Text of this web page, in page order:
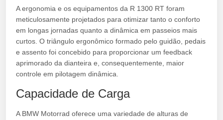
A ergonomia e os equipamentos da R 1300 RT foram
meticulosamente projetados para otimizar tanto o conforto
em longas jornadas quanto a dinâmica em passeios mais
curtos. O triângulo ergonômico formado pelo guidão, pedais
e assento foi concebido para proporcionar um feedback
aprimorado da dianteira e, consequentemente, maior
controle em pilotagem dinâmica.
Capacidade de Carga
A BMW Motorrad oferece uma variedade de alturas de